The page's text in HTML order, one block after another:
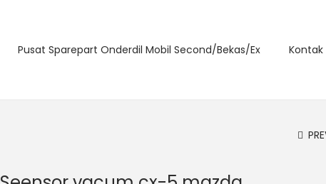
Pusat Sparepart Onderdil Mobil Second/Bekas/Ex Kontak